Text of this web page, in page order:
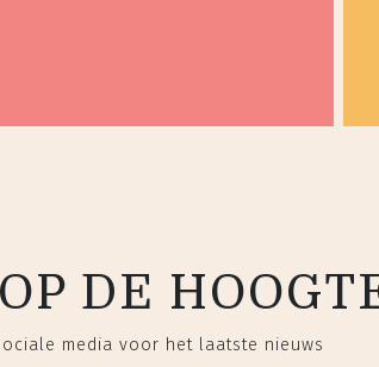
DE
media voor het laatste nieuws